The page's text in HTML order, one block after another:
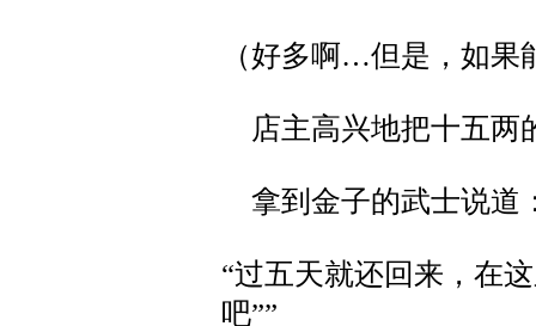
（好多啊…但是，如果
店主高兴地把十五两
拿到金子的武士说道
“过五天就还回来，在
吧””